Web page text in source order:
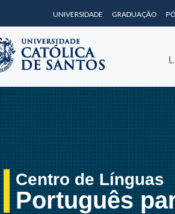
UNIVERSIDADE GRADUAÇÃO
Centro de Línguas
Português